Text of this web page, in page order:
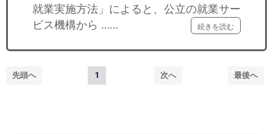
就業実施方法」によると、公立の就業サー
ビス機構から ……
続きを読む
先頭へ 1 次へ 最後へ